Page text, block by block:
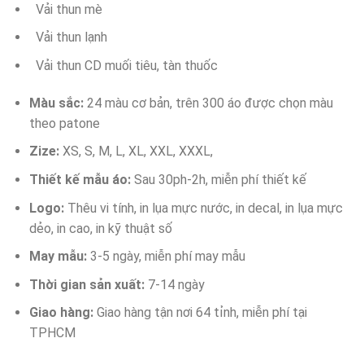
Vải thun mè
Vải thun lạnh
Vải thun CD muối tiêu, tàn thuốc
Màu sắc: 24 màu cơ bản, trên 300 áo được chọn màu
theo patone
Zize: XS, S, M, L, XL, XXL, XXXL,
Thiết kế mẫu áo: Sau 30ph-2h, miễn phí thiết kế
Logo: Thêu vi tính, in lụa mực nước, in decal, in lụa mực
dẻo, in cao, in kỹ thuật số
May mẫu: 3-5 ngày, miễn phí may mẫu
Thời gian sản xuất: 7-14 ngày
Giao hàng: Giao hàng tận nơi 64 tỉnh, miễn phí tại
TPHCM